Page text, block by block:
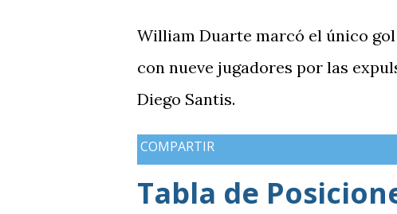
William Duarte marcó el único
con nueve jugadores por las
Diego Santis.
COMPARTIR
Tabla de